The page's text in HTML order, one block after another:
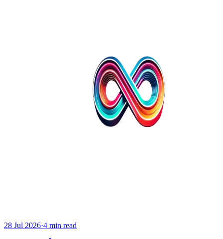
28 Jul 2026·4 min read